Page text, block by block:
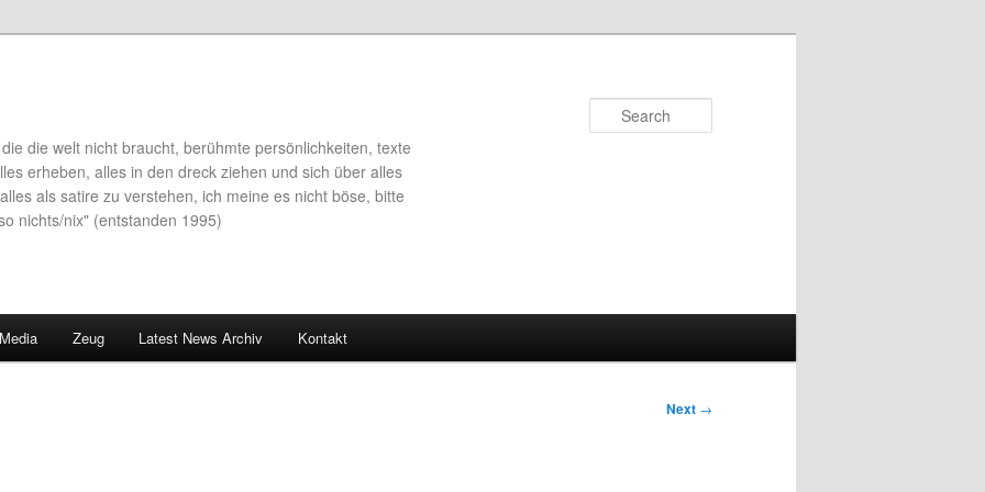
die welt nicht braucht, berühmte persönlichkeiten, texte
erheben, alles in den dreck ziehen und sich über alles
als satire zu verstehen, ich meine es nicht böse, bitte
nichts/nix" (entstanden 1995)
Zeug Latest News Archiv Kontakt
Next →